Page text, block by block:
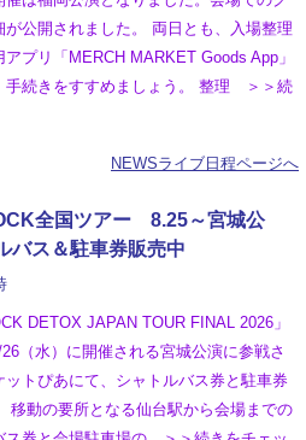
が公開されました。 両日とも、入場整理
プリ「MERCH MARKET Goods App」
手続きをすすめましょう。 整理 ＞＞続
NEWSライブ日程ページへ
全国ツアー 8.25～宮城公
ス＆駐車券販売中
DETOX JAPAN TOUR FINAL 2026」
（水）に開催される宮城公演に参戦さ
ットぴあにて、シャトルバス券と駐車券
移動の要所となる仙台駅から会場までの